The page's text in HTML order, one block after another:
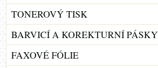
TONEROVÝ TISK
BARVICÍ A KOREKTURNÍ PÁSKY
FAXOVÉ FÓLIE